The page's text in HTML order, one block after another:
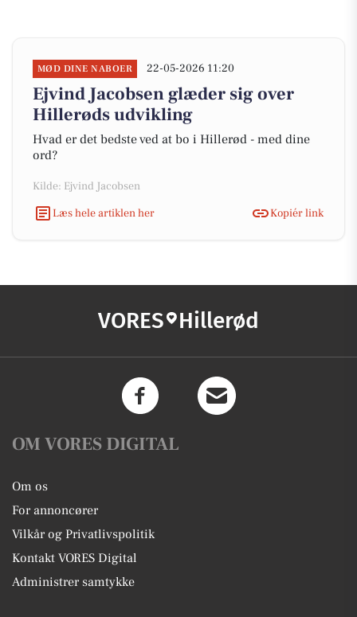
MØD DINE NABOER 22-05-2026 11:20
Ejvind Jacobsen glæder sig over
Hillerøds udvikling
Hvad er det bedste ved at bo i Hillerød - med dine
ord?
Kilde: Ejvind Jacobsen
Læs hele artiklen her
Kopiér link
VORES Hillerød
OM VORES DIGITAL
Om os
For annoncører
Vilkår og Privatlivspolitik
Kontakt VORES Digital
Administrer samtykke